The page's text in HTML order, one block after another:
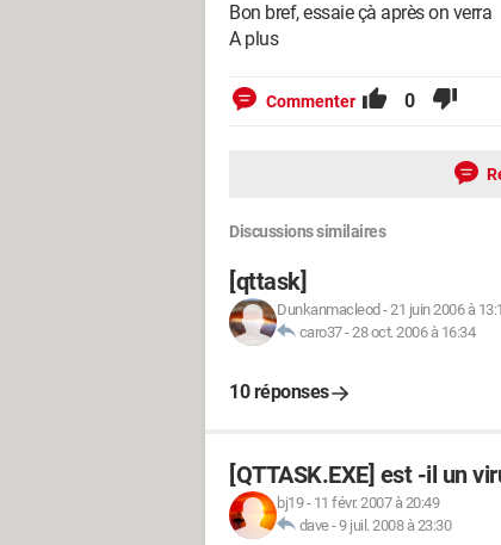
Bon bref, essaie çà après on verra
A plus
Commenter 0
Discussions similaires
[qttask]
Dunkanmacleod -21 juin 2006 à
caro37-28 oct. 2006 à 16:34
10 réponses
[QTTASK.EXE] est -il un
bj19- 11 févr. 2007 à 20:49
dave-9 juil. 2008 à 23:30